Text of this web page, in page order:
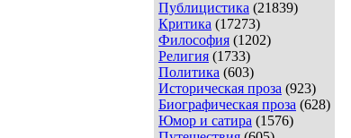
Публицистика (21839)
Критика (17273)
Философия (1202)
Религия (1733)
Политика (603)
Историческая проза (923)
Биографическая проза (628)
Юмор и сатира (1576)